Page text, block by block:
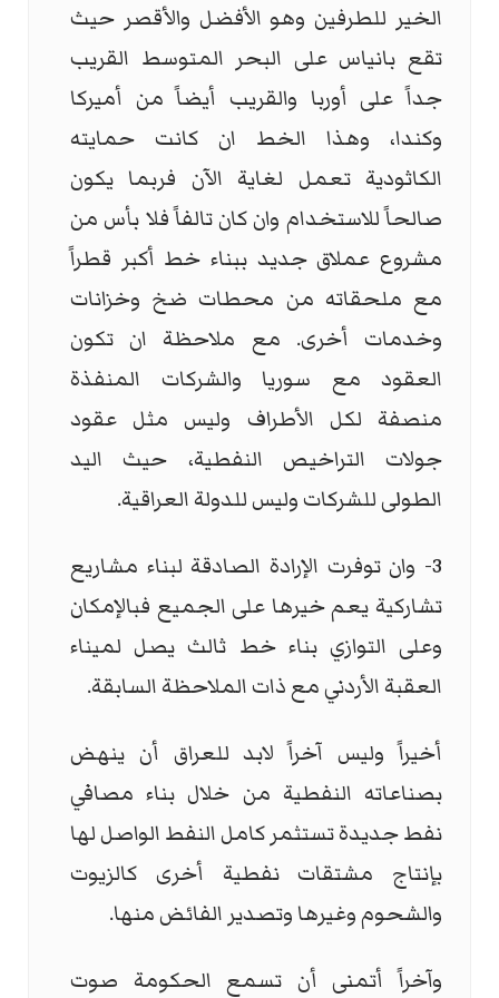
الخير للطرفين وهو الأفضل والأقصر حيث
تقع بانياس على البحر المتوسط القريب
جداً على أوربا والقريب أيضاً من أميركا
وكندا، وهذا الخط ان كانت حمايته
الكاثودية تعمل لغاية الآن فربما يكون
صالحاً للاستخدام وان كان تالفاً فلا بأس من
مشروع عملاق جديد ببناء خط أكبر قطراً
مع ملحقاته من محطات ضخ وخزانات
وخدمات أخرى. مع ملاحظة ان تكون
العقود مع سوريا والشركات المنفذة
منصفة لكل الأطراف وليس مثل عقود
جولات التراخيص النفطية، حيث اليد
الطولى للشركات وليس للدولة العراقية.
3- وان توفرت الإرادة الصادقة لبناء مشاريع
تشاركية يعم خيرها على الجميع فبالإمكان
وعلى التوازي بناء خط ثالث يصل لميناء
العقبة الأردني مع ذات الملاحظة السابقة.
أخيراً وليس آخراً لابد للعراق أن ينهض
بصناعاته النفطية من خلال بناء مصافي
نفط جديدة تستثمر كامل النفط الواصل لها
بإنتاج مشتقات نفطية أخرى كالزيوت
والشحوم وغيرها وتصدير الفائض منها.
وآخراً أتمنى أن تسمع الحكومة صوت